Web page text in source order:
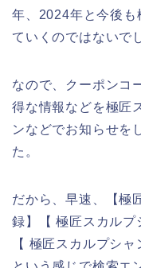
年、2024年と今後も
ていくのではないで
なので、クーポンコ
得な情報などを極匠
ンなどでお知らせを
た。
だから、早速、【極
録】【 極匠スカルプ
【 極匠スカルプシ